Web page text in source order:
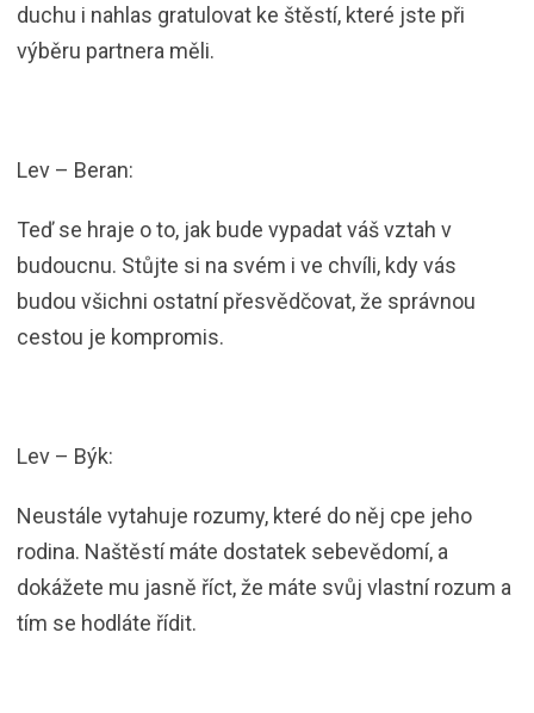
duchu i nahlas gratulovat ke štěstí, které jste při
výběru partnera měli.
Lev – Beran:
Teď se hraje o to, jak bude vypadat váš vztah v
budoucnu. Stůjte si na svém i ve chvíli, kdy vás
budou všichni ostatní přesvědčovat, že správnou
cestou je kompromis.
Lev – Býk:
Neustále vytahuje rozumy, které do něj cpe jeho
rodina. Naštěstí máte dostatek sebevědomí, a
dokážete mu jasně říct, že máte svůj vlastní rozum a
tím se hodláte řídit.